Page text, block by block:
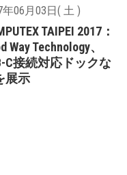
年06月03日( 土 )
TAIPEI 2017：
Way Technology、
C接続対応ドックな
展示